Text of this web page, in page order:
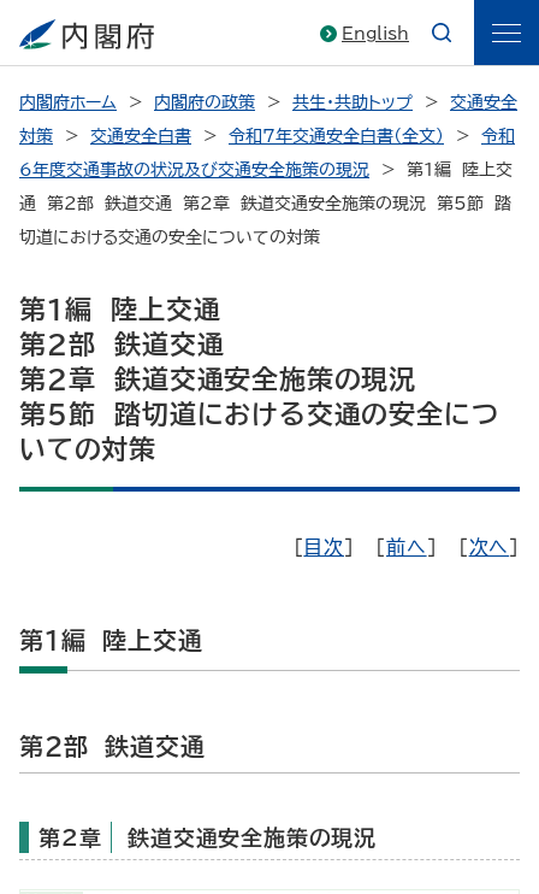
English
内閣府ホーム 内閣府の政策 共生・共助トップ
交通安全
対策
交通安全白書 令和7年交通安全白書（全文）
令和
6年度交通事故の状況及び交通安全施策の現況
第1編 陸上交
通 第2部 鉄道交通 第2章 鉄道交通安全施策の現況 第5節 踏
切道における交通の安全についての対策
第1編 陸上交通
第2部 鉄道交通
第2章 鉄道交通安全施策の現況
第5節 踏切道における交通の安全につ
いての対策
目次 前へ 次へ
第1編 陸上交通
第2部 鉄道交通
第2章 鉄道交通安全施策の現況